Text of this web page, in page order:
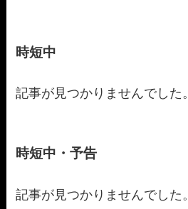
時短中
記事が見つかりませんでした。
時短中・予告
記事が見つかりませんでした。